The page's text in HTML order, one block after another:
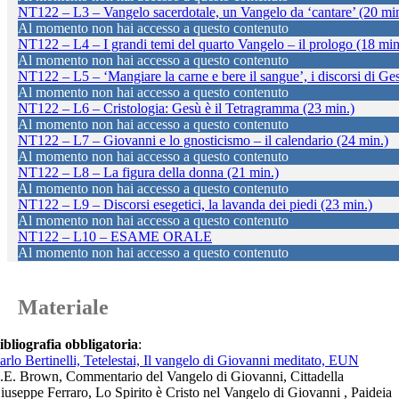
NT122 – L3 – Vangelo sacerdotale, un Vangelo da ‘cantare’ (20
Al momento non hai accesso a questo contenuto
NT122 – L4 – I grandi temi del quarto Vangelo – il prologo (18
Al momento non hai accesso a questo contenuto
NT122 – L5 – ‘Mangiare la carne e bere il sangue’, i discorsi di
Al momento non hai accesso a questo contenuto
NT122 – L6 – Cristologia: Gesù è il Tetragramma (23 min.)
Al momento non hai accesso a questo contenuto
NT122 – L7 – Giovanni e lo gnosticismo – il calendario (24 min.)
Al momento non hai accesso a questo contenuto
NT122 – L8 – La figura della donna (21 min.)
Al momento non hai accesso a questo contenuto
NT122 – L9 – Discorsi esegetici, la lavanda dei piedi (23 min.)
Al momento non hai accesso a questo contenuto
NT122 – L10 – ESAME ORALE
Al momento non hai accesso a questo contenuto
Materiale
obbligatoria:
Bertinelli, Tetelestai, Il vangelo di Giovanni meditato, EUN
Brown, Commentario del Vangelo di Giovanni, Cittadella
Ferraro, Lo Spirito è Cristo nel Vangelo di Giovanni , Paideia